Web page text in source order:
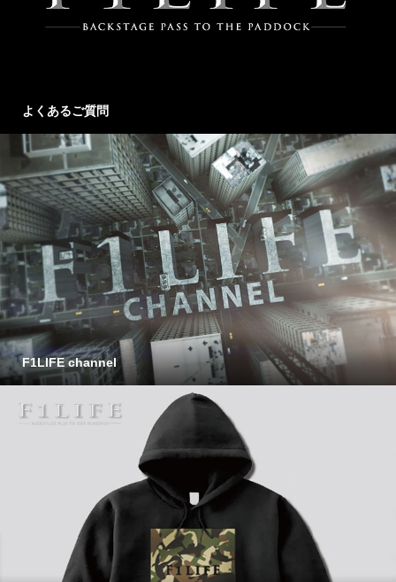
よくあるご質問
F1LIFE channel